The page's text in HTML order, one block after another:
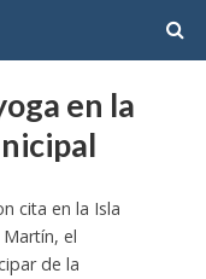
en la
cita en la Isla
el
de la